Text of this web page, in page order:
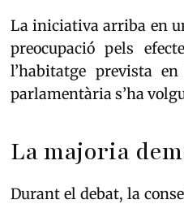
La iniciativa arriba en
preocupació pels
l’habitatge prevista
parlamentària s’ha
La majoria
Durant el debat, la